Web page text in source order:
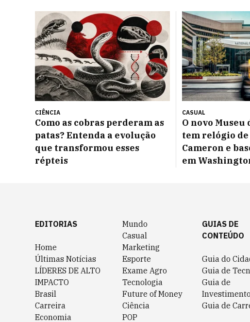
CIÊNCIA
Como as cobras perderam as
patas? Entenda a evolução
que transformou esses
répteis
CASUAL
O novo Museu
tem relógio de
Cameron e
em
EDITORIAS
Home
Últimas Notícias
LÍDERES DE ALTO
IMPACTO
Brasil
Carreira
Economia
Mundo
Casual
Marketing
Esporte
Exame Agro
Tecnologia
Future of Money
Ciência
POP
GUIAS DE
CONTEÚDO
Guia do
Guia de
Guia de
Guia de